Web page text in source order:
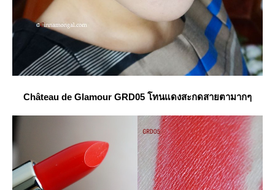
Château de Glamour GRD05 โทนแดงสะกดสายตามากๆ